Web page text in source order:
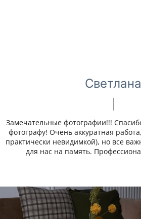
Светлана
Замечательные фотографии!!!
фотографу! Очень аккуратная
практически невидимкой), но все
для нас на память.